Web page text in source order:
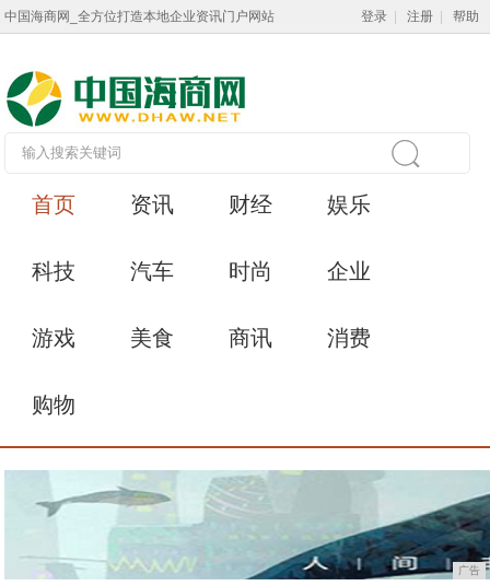
中国海商网_全方位打造本地企业资讯门户网站 登录 注册 帮助
首页 资讯 财经 娱乐
科技 汽车 时尚 企业
游戏 美食 商讯 消费
购物
广告